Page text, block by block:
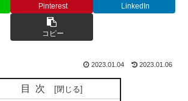
Pinterest LinkedIn
コピー
2023.01.04 2023.01.06
目次